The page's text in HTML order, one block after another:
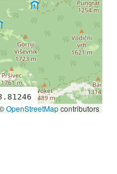
OpenStreetMapcontributors